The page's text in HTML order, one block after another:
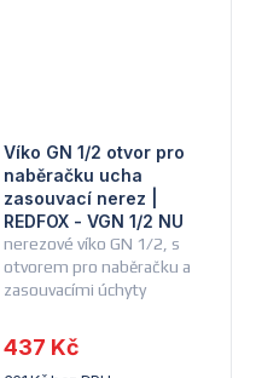
nerezové víko GN 1/2, s
otvorem pro naběračku a
zasouvacími úchyty
Víko GN 1/2 otvor pro
naběračku ucha
zasouvací nerez |
REDFOX - VGN 1/2 NU
437 Kč